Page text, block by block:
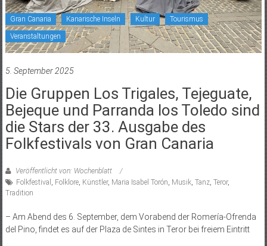
Gran Canaria Kanarische Inseln Kultur Tourismus
Veranstaltungen
5. September 2025
Die Gruppen Los Trigales, Tejeguate,
Bejeque und Parranda los Toledo sind
die Stars der 33. Ausgabe des
Folkfestivals von Gran Canaria
Veröffentlicht von: Wochenblatt
Folkfestival , Folklore, Künstler, Maria Isabel Torón, Musik, Tanz, Teror,
Tradition
– Am Abend des 6. September, dem Vorabend der Romería-Ofrenda
del Pino, findet es auf der Plaza de Sintes in Teror bei freiem Eintritt